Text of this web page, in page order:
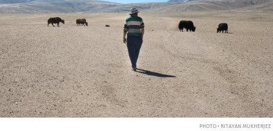
PHOTO • RITAYAN MUKHERJEE